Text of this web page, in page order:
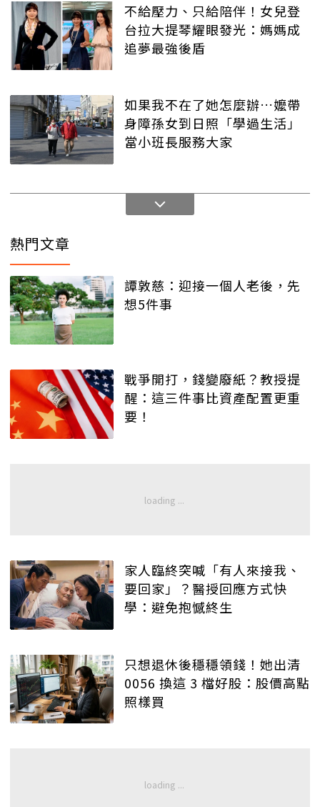
不給壓力、只給陪伴！女兒登
台拉大提琴耀眼發光：媽媽成
追夢最強後盾
如果我不在了她怎麼辦…嬤帶
身障孫女到日照「學過生活」
當小班長服務大家
熱門文章
譚敦慈：迎接一個人老後，先
想5件事
戰爭開打，錢變廢紙？教授提
醒：這三件事比資產配置更重
要！
家人臨終突喊「有人來接我、
要回家」？醫授回應方式快
學：避免抱憾終生
只想退休後穩穩領錢！她出清
0056 換這 3 檔好股：股價高點
照樣買